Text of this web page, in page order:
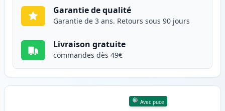
Garantie de qualité
Garantie de 3 ans. Retours sous 90 jours
Livraison gratuite
commandes dès 49€
Avec puce